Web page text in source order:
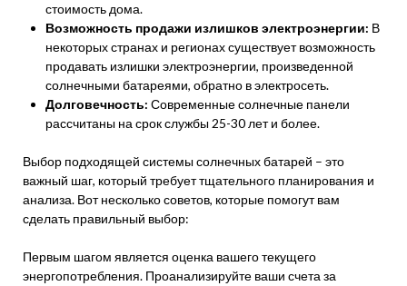
стоимость дома.
Возможность продажи излишков электроэнергии: В
некоторых странах и регионах существует возможность
продавать излишки электроэнергии, произведенной
солнечными батареями, обратно в электросеть.
Долговечность: Современные солнечные панели
рассчитаны на срок службы 25-30 лет и более.
Выбор подходящей системы солнечных батарей – это
важный шаг, который требует тщательного планирования и
анализа. Вот несколько советов, которые помогут вам
сделать правильный выбор:
Первым шагом является оценка вашего текущего
энергопотребления. Проанализируйте ваши счета за